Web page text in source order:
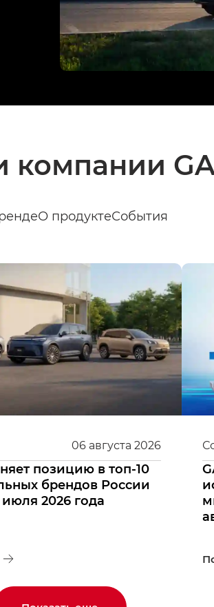
компании
О продуктеСобытия
06 августа 2026
позицию в топ-10
брендов России
2026 года